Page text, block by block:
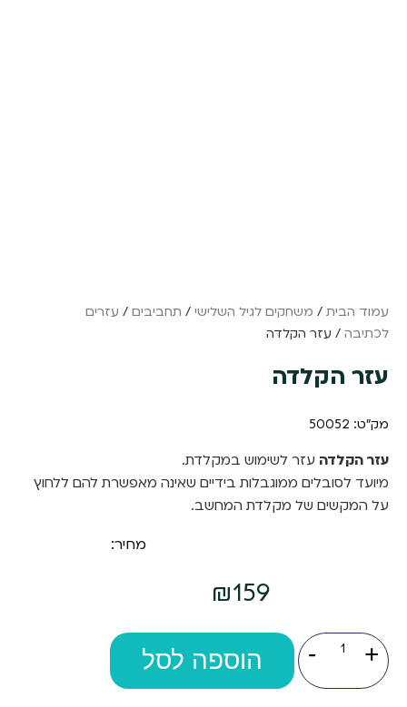
עמוד הבית / משחקים לגיל השלישי / תחביבים / עזרים
לכתיבה / עזר הקלדה
עזר הקלדה
מק"ט: 50052
עזר הקלדה עזר לשימוש במקלדת.
מיועד לסובלים ממוגבלות בידיים שאינה מאפשרת להם ללחוץ
על המקשים של מקלדת המחשב.
מחיר:
₪159
-
כמות
של
הקלדה
+ הוספה לסל